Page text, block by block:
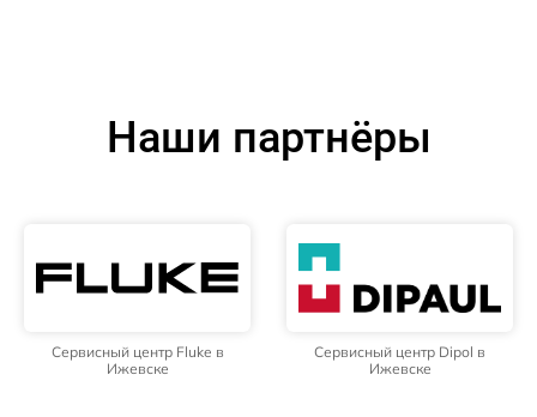
Наши партнёры
Сервисный центр Fluke в
Ижевске
Сервисный центр Dipol в
Ижевске